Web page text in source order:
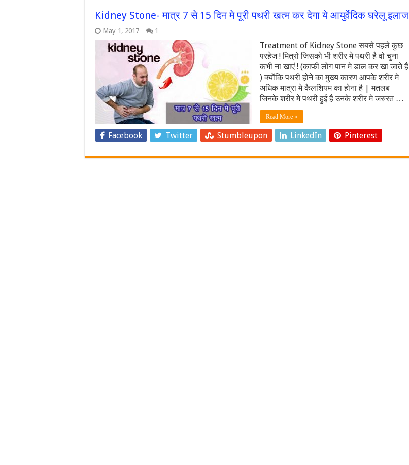
Kidney Stone- मात्र 7 से 15 दिन मे पूरी पथरी खत्म कर देगा ये आयुर्वेदिक घरेलू इलाज
May 1, 2017 1
Treatment of Kidney Stone सबसे पहले कुछ
परहेज ! मित्रो जिसको भी शरीर मे पथरी है वो चुना
कभी ना खाएं ! (काफी लोग पान मे डाल कर खा जाते हैं
) क्योंकि पथरी होने का मुख्य कारण आपके शरीर मे
अधिक मात्रा मे कैलशियम का होना है | मतलब
जिनके शरीर मे पथरी हुई है उनके शरीर मे जरुरत …
Read More »
Facebook Twitter Stumbleupon LinkedIn Pinterest